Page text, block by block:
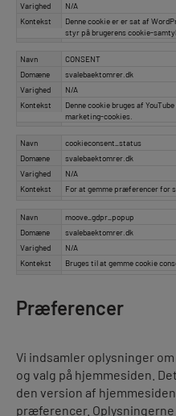
Varighed
N/A
Kontekst
Denne cookie er er sat af
styr på brugerens cookie-
Navn
CONSENT
Domæne
svalebaektomrer.dk
Varighed
N/A
Kontekst
Denne cookie bruges af
marketing-cookies.
Navn
cookieconsent_status
Domæne
svalebaektomrer.dk
Varighed
N/A
Kontekst
For at gemme præferencer for
Navn
moove_gdpr_popup
Domæne
svalebaektomrer.dk
Varighed
N/A
Kontekst
Bruges til at gemme cookie
Præferencer
Vi indsamler oplysninger
og valg på hjemmesiden.
den version af
præferencer.